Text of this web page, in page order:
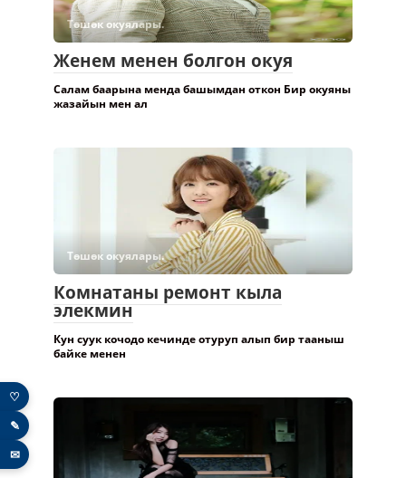
Төшөк окуялары.
Женем менен болгон окуя
Салам баарына менда башымдан откон Бир окуяны
жазайын мен ал
Төшөк окуялары.
Комнатаны ремонт кыла
элекмин
Кун суук кочодо кечинде отуруп алып бир тааныш
байке менен
♡
✎
✉